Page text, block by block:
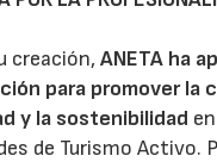
creación,ANETA ha
para promover la
y la sostenibilidad
de Turismo Activo.